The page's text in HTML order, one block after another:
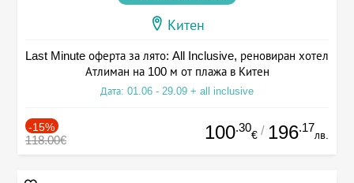
Китен
Last Minute оферта за лято: All Inclusive, реновиран хотел
Атлиман на 100 м от плажа в Китен
Дата: 01.06 - 29.09 + all inclusive
-15%
118.00€ 100.30
€ / 196.17
лв.